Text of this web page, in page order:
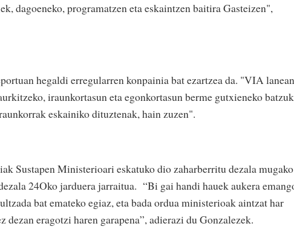
dagoeneko, programatzen eta eskaintzen baitira Gasteizen",
hegaldi erregularren konpainia bat ezartzea da. "VIA lanean
iraunkortasun eta egonkortasun berme gutxieneko batzuk
eskainiko dituztenak, hain zuzen".
Sustapen Ministerioari eskatuko dio zaharberritu dezala mugako
24Oko jarduera jarraitua. “Bi gai handi hauek aukera
bat emateko egiaz, eta bada ordua ministerioak aintzat har
dezan eragotzi haren garapena”, adierazi du Gonzalezek.